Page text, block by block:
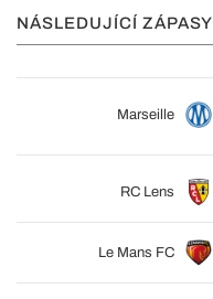
NÁSLEDUJÍCÍ ZÁPASY
Marseille
RC Lens
Le Mans FC